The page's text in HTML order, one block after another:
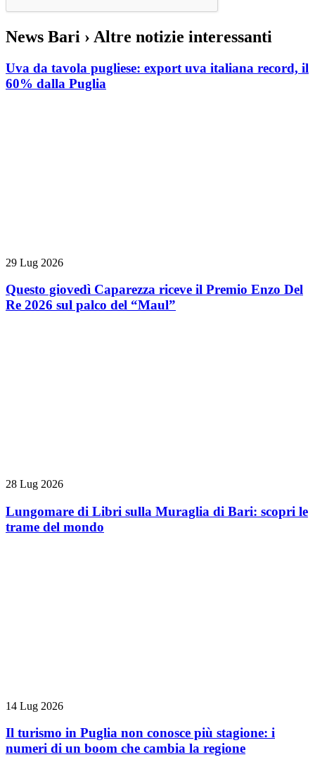
News Bari › Altre notizie interessanti
Uva da tavola pugliese: export uva italiana record, il
60% dalla Puglia
29 Lug 2026
Questo giovedì Caparezza riceve il Premio Enzo Del
Re 2026 sul palco del “Maul”
28 Lug 2026
Lungomare di Libri sulla Muraglia di Bari: scopri le
trame del mondo
14 Lug 2026
Il turismo in Puglia non conosce più stagione: i
numeri di un boom che cambia la regione